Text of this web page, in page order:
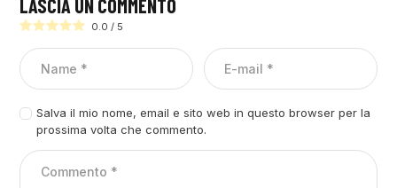
LASCIA UN COMMENTO
0.0 / 5
Salva il mio nome, email e sito web in questo browser per la
prossima volta che commento.